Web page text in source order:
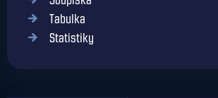
Tabulka
Statistiky